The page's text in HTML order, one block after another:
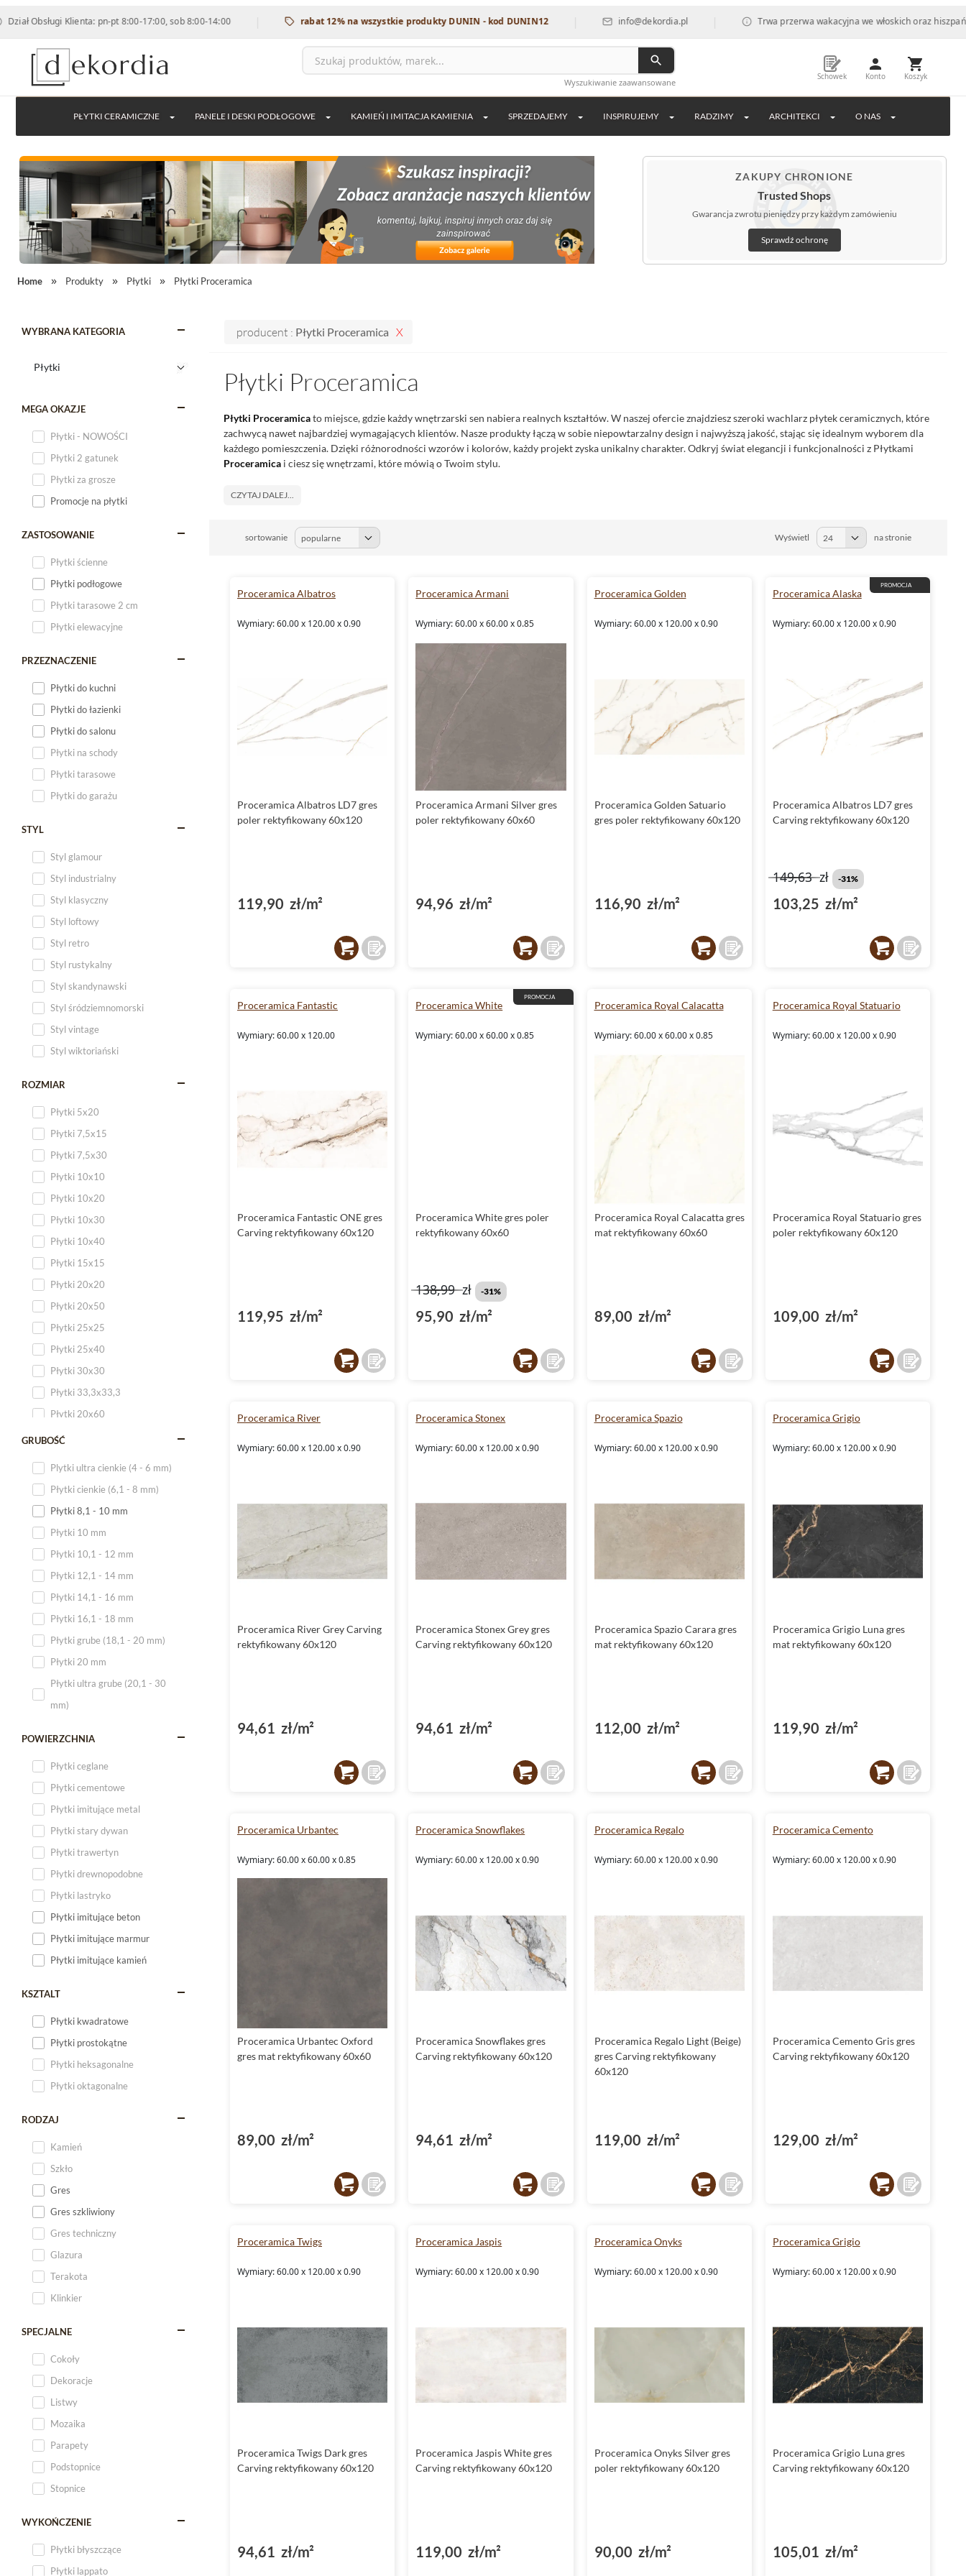
Klienta: pn-pt 8:00-17:00, sob 8:00-14:00 | rabat 12% na wszystkie produkty DUNIN - kod DUNIN12 | info@dekordia.pl | Trwa przerwa wakacyjna we włoskich oraz hiszpańskich
Wyszukiwanie zaawansowane
Schowek Konto Koszyk
PŁYTKI CERAMICZNE PANELE I DESKI PODŁOGOWE KAMIEŃ I IMITACJA KAMIENIA SPRZEDAJEMY INSPIRUJEMY RADZIMY ARCHITEKCI O NAS
ZAKUPY CHRONIONE
Trusted Shops
Gwarancja zwrotu pieniędzy przy każdym zamówieniu
Sprawdź ochronę
Home Produkty Płytki Płytki Proceramica
WYBRANA KATEGORIA
MEGA OKAZJE
Płytki - NOWOŚCI
Płytki 2 gatunek
Płytki za grosze
Promocje na płytki
ZASTOSOWANIE
Płytki ścienne
Płytki podłogowe
Płytki tarasowe 2 cm
Płytki elewacyjne
PRZEZNACZENIE
Płytki do kuchni
Płytki do łazienki
Płytki do salonu
Płytki na schody
Płytki tarasowe
Płytki do garażu
STYL
Styl glamour
Styl industrialny
Styl klasyczny
Styl loftowy
Styl retro
Styl rustykalny
Styl skandynawski
Styl śródziemnomorski
Styl vintage
Styl wiktoriański
ROZMIAR
Płytki 5x20
Płytki 7,5x15
Płytki 7,5x30
Płytki 10x10
Płytki 10x20
Płytki 10x30
Płytki 10x40
Płytki 15x15
Płytki 20x20
Płytki 20x50
Płytki 25x25
Płytki 25x40
Płytki 30x30
Płytki 33,3x33,3
Płytki 20x60
Płytki 20x120
Płytki małe
GRUBOŚĆ
Plytki ultra cienkie (4 - 6 mm)
Płytki cienkie (6,1 - 8 mm)
Płytki 8,1 - 10 mm
Płytki 10 mm
Płytki 10,1 - 12 mm
Płytki 12,1 - 14 mm
Płytki 14,1 - 16 mm
Płytki 16,1 - 18 mm
Płytki grube (18,1 - 20 mm)
Płytki 20 mm
Płytki ultra grube (20,1 - 30
mm)
POWIERZCHNIA
Płytki ceglane
Płytki cementowe
Płytki imitujące metal
Płytki stary dywan
Płytki trawertyn
Płytki drewnopodobne
Płytki lastryko
Płytki imitujące beton
Płytki imitujące marmur
Płytki imitujące kamień
KSZTALT
Płytki kwadratowe
Płytki prostokątne
Płytki heksagonalne
Płytki oktagonalne
RODZAJ
Kamień
Szkło
Gres
Gres szkliwiony
Gres techniczny
Glazura
Terakota
Klinkier
SPECJALNE
Cokoły
Dekoracje
Listwy
Mozaika
Parapety
Podstopnice
Stopnice
WYKOŃCZENIE
Płytki błyszczące
Płytki lappato
producent : Płytki Proceramica
Płytki Proceramica
Płytki Proceramicato miejsce, gdzie każdy wnętrzarski sen nabiera realnych kształtów. W naszej ofercie znajdziesz szeroki wachlarz płytek ceramicznych, które
zachwycą nawet najbardziej wymagających klientów. Nasze produkty łączą w sobie niepowtarzalny design i najwyższą jakość, stając się idealnym wyborem dla
każdego pomieszczenia. Dzięki różnorodności wzorów i kolorów, każdy projekt zyska unikalny charakter. Odkryj świat elegancji i funkcjonalności z Płytkami
Proceramica i ciesz się wnętrzami, które mówią o Twoim stylu.
CZYTAJ DALEJ...
sortowanie Wyświetl na stronie
Proceramica Albatros
Wymiary: 60.00 x 120.00 x 0.90
Proceramica Albatros LD7 gres
poler rektyfikowany 60x120
119,90 zł/m²
Proceramica Armani
Wymiary: 60.00 x 60.00 x 0.85
Proceramica Armani Silver gres
poler rektyfikowany 60x60
94,96 zł/m²
Proceramica Golden
Wymiary: 60.00 x 120.00 x 0.90
Proceramica Golden Satuario
gres poler rektyfikowany 60x120
116,90 zł/m²
PROMOCJA
Proceramica Alaska
Wymiary: 60.00 x 120.00 x 0.90
Proceramica Albatros LD7 gres
Carving rektyfikowany 60x120
149,63zł -31%
103,25 zł/m²
Proceramica Fantastic
Wymiary: 60.00 x 120.00
Proceramica Fantastic ONE gres
Carving rektyfikowany 60x120
119,95 zł/m²
PROMOCJA
Proceramica White
Wymiary: 60.00 x 60.00 x 0.85
Proceramica White gres poler
rektyfikowany 60x60
138,99zł -31%
95,90 zł/m²
Proceramica Royal Calacatta
Wymiary: 60.00 x 60.00 x 0.85
Proceramica Royal Calacatta gres
mat rektyfikowany 60x60
89,00 zł/m²
Proceramica Royal Statuario
Wymiary: 60.00 x 120.00 x 0.90
Proceramica Royal Statuario gres
poler rektyfikowany 60x120
109,00 zł/m²
Proceramica River
Wymiary: 60.00 x 120.00 x 0.90
Proceramica River Grey Carving
rektyfikowany 60x120
94,61 zł/m²
Proceramica Stonex
Wymiary: 60.00 x 120.00 x 0.90
Proceramica Stonex Grey gres
Carving rektyfikowany 60x120
94,61 zł/m²
Proceramica Spazio
Wymiary: 60.00 x 120.00 x 0.90
Proceramica Spazio Carara gres
mat rektyfikowany 60x120
112,00 zł/m²
Proceramica Grigio
Wymiary: 60.00 x 120.00 x 0.90
Proceramica Grigio Luna gres
mat rektyfikowany 60x120
119,90 zł/m²
Proceramica Urbantec
Wymiary: 60.00 x 60.00 x 0.85
Proceramica Urbantec Oxford
gres mat rektyfikowany 60x60
89,00 zł/m²
Proceramica Snowflakes
Wymiary: 60.00 x 120.00 x 0.90
Proceramica Snowflakes gres
Carving rektyfikowany 60x120
94,61 zł/m²
Proceramica Regalo
Wymiary: 60.00 x 120.00 x 0.90
Proceramica Regalo Light (Beige)
gres Carving rektyfikowany
60x120
119,00 zł/m²
Proceramica Cemento
Wymiary: 60.00 x 120.00 x 0.90
Proceramica Cemento Gris gres
Carving rektyfikowany 60x120
129,00 zł/m²
Proceramica Twigs
Wymiary: 60.00 x 120.00 x 0.90
Proceramica Twigs Dark gres
Carving rektyfikowany 60x120
94,61 zł/m²
Proceramica Jaspis
Wymiary: 60.00 x 120.00 x 0.90
Proceramica Jaspis White gres
Carving rektyfikowany 60x120
119,00 zł/m²
Proceramica Onyks
Wymiary: 60.00 x 120.00 x 0.90
Proceramica Onyks Silver gres
poler rektyfikowany 60x120
90,00 zł/m²
Proceramica Grigio
Wymiary: 60.00 x 120.00 x 0.90
Proceramica Grigio Luna gres
Carving rektyfikowany 60x120
105,01 zł/m²